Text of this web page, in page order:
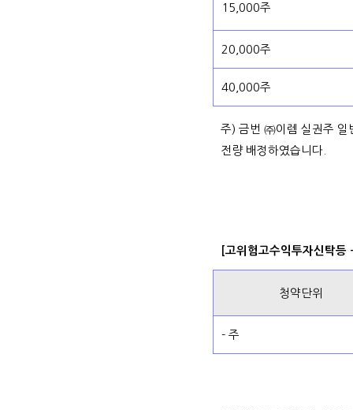
15,000주
20,000주
40,000주
주) 금번 ㈜이렘 실권주
전량 배정하였습니다.
[고위험고수익투자신탁
청약단위
- 주